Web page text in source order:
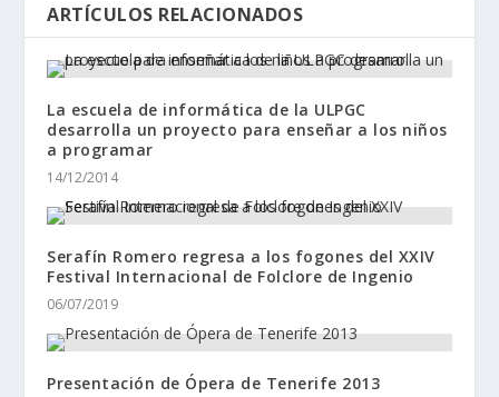
ARTÍCULOS RELACIONADOS
La escuela de informática de la ULPGC
desarrolla un proyecto para enseñar a los niños
a programar
14/12/2014
Serafín Romero regresa a los fogones del XXIV
Festival Internacional de Folclore de Ingenio
06/07/2019
Presentación de Ópera de Tenerife 2013